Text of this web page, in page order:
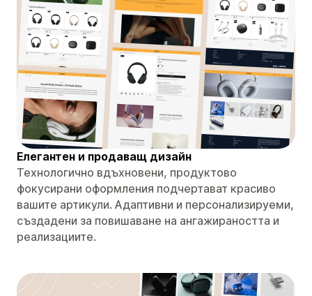
Елегантен и продаващ дизайн
Технологично вдъхновени, продуктово
фокусирани оформления подчертават красиво
вашите артикули. Адаптивни и персонализируеми,
създадени за повишаване на ангажираността и
реализациите.